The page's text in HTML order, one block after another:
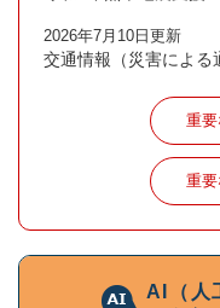
2026年7月10日更新
交通情報（災害による
重
重
AI（人